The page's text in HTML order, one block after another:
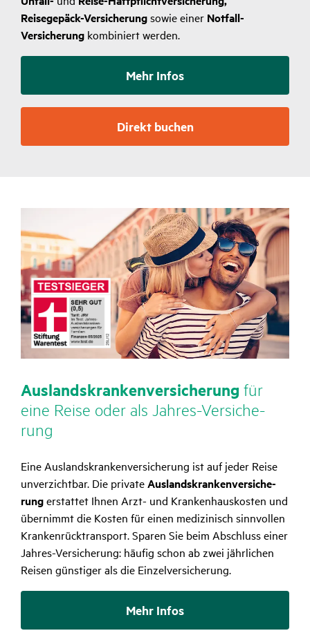
Reisegepäck-Versicherungsowie einer Notfall-
Versicherung kombiniert werden.
Mehr Infos
Direkt buchen
Auslands­kran­ken­ver­si­che­rung für
eine Reise oder als Jahres-Versi­che­
rung
Eine Auslands­kran­ken­ver­si­che­rung ist auf jeder Reise
unver­zichtbar. Die privateAuslands­kran­ken­ver­si­che­
rungerstattet Ihnen Arzt- und Kran­ken­haus­kosten und
über­nimmt die Kosten für einen medi­zi­nisch sinn­vollen
Kran­ken­rück­trans­port. Sparen Sie beim Abschluss einer
Jahres-Versi­che­rung: häufig schon ab zwei jähr­li­chen
Reisen güns­tiger als die Einzel­ver­si­che­rung.
Mehr Infos